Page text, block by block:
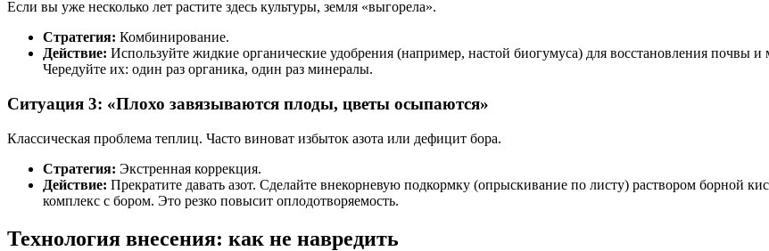
Если вы уже несколько лет растите здесь культуры, земля «выгорела».
Стратегия: Комбинирование.
Действие: Используйте жидкие органические удобрения (например, настой биогумуса) для восстановления почвы
Чередуйте их: один раз органика, один раз минералы.
Ситуация 3: «Плохо завязываются плоды, цветы осыпаются»
Классическая проблема теплиц. Часто виноват избыток азота или дефицит бора.
Стратегия: Экстренная коррекция.
Действие: Прекратите давать азот. Сделайте внекорневую подкормку (опрыскивание по листу) раствором борной
комплекс с бором. Это резко повысит оплодотворяемость.
Технология внесения: как не навредить